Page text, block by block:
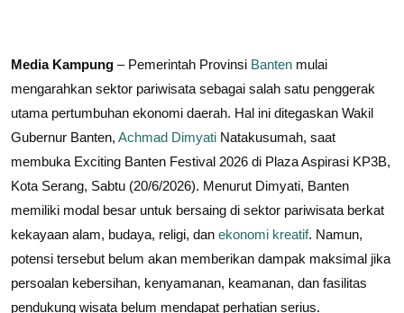
Media Kampung – Pemerintah Provinsi Banten mulai
mengarahkan sektor pariwisata sebagai salah satu penggerak
utama pertumbuhan ekonomi daerah. Hal ini ditegaskan Wakil
Gubernur Banten, Achmad Dimyati Natakusumah, saat
membuka Exciting Banten Festival 2026 di Plaza Aspirasi KP3B,
Kota Serang, Sabtu (20/6/2026). Menurut Dimyati, Banten
memiliki modal besar untuk bersaing di sektor pariwisata berkat
kekayaan alam, budaya, religi, dan ekonomi kreatif. Namun,
potensi tersebut belum akan memberikan dampak maksimal jika
persoalan kebersihan, kenyamanan, keamanan, dan fasilitas
pendukung wisata belum mendapat perhatian serius.